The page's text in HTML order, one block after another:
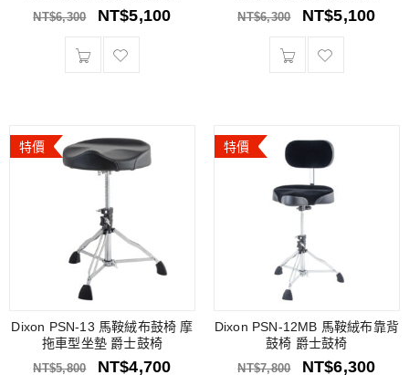
NT$6,300 NT$5,100 NT$6,300 NT$5,100
特價
Dixon PSN-13 馬鞍絨布鼓椅 摩
拖車型坐墊 爵士鼓椅
NT$5,800 NT$4,700
特價
Dixon PSN-12MB 馬鞍絨布靠背
鼓椅 爵士鼓椅
NT$7,800 NT$6,300